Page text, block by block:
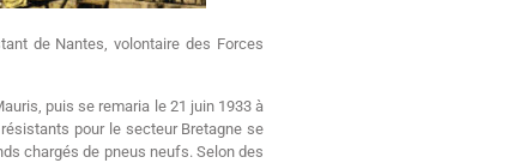
de Nantes, volontaire des Forces
puis se remaria le 21 juin 1933 à
pour le secteur Bretagne se
chargés de pneus neufs. Selon des